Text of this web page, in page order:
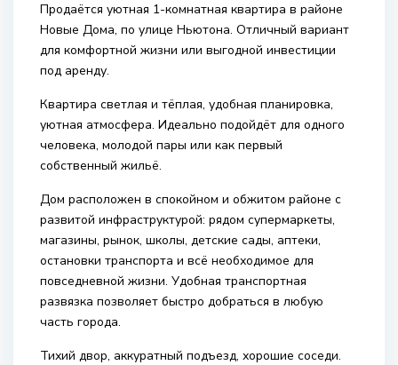
Продаётся уютная 1-комнатная квартира в районе
Новые Дома, по улице Ньютона. Отличный вариант
для комфортной жизни или выгодной инвестиции
под аренду.
Квартира светлая и тёплая, удобная планировка,
уютная атмосфера. Идеально подойдёт для одного
человека, молодой пары или как первый
собственный жильё.
Дом расположен в спокойном и обжитом районе с
развитой инфраструктурой: рядом супермаркеты,
магазины, рынок, школы, детские сады, аптеки,
остановки транспорта и всё необходимое для
повседневной жизни. Удобная транспортная
развязка позволяет быстро добраться в любую
часть города.
Тихий двор, аккуратный подъезд, хорошие соседи.